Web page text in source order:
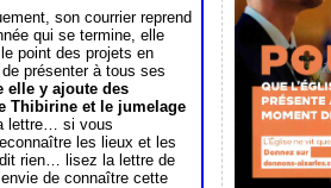
son courrier reprend
qui se termine, elle
point des projets en
présenter à tous ses
elle y ajoute des
Thibirine et le jumelage
lettre… si vous
les lieux et les
rien… lisez la lettre de
de connaître cette